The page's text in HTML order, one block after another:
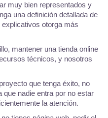
muy bien representados y
una definición detallada de
otorga más
mantener una tienda online
técnicos, y nosotros
que tenga éxito, no
que nadie entra por no estar
la atención.